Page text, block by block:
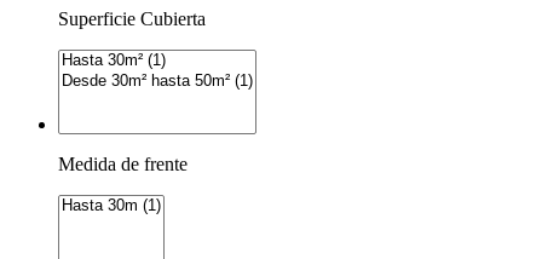
Superficie Cubierta
Medida de frente